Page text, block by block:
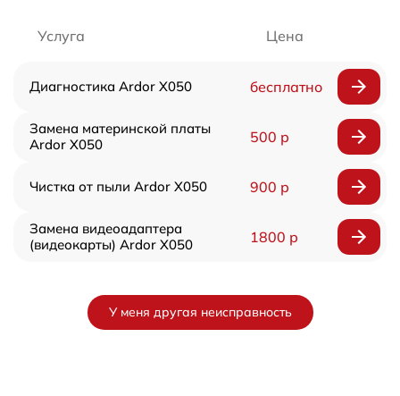
Услуга Цена
Диагностика Ardor X050 бесплатно
Замена материнской платы
Ardor X050
500 р
Чистка от пыли Ardor X050 900 р
Замена видеоадаптера
(видеокарты) Ardor X050
1800 р
У меня другая неисправность